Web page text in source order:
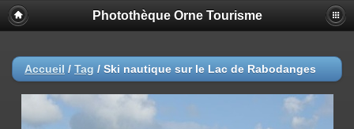
Photothèque Orne Tourisme
Accueil / Tag / Ski nautique sur le Lac de Rabodanges